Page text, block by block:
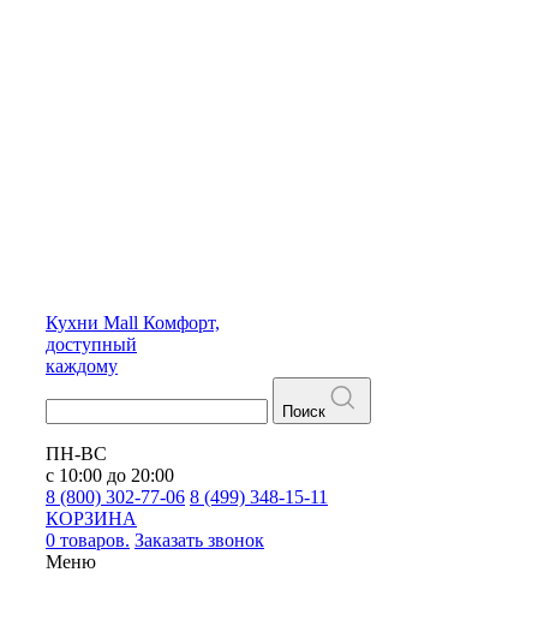
Кухни Mall Комфорт,
доступный
каждому
Поиск
ПН-ВС
с 10:00 до 20:00
8 (800) 302-77-06 8 (499) 348-15-11
КОРЗИНА
0 товаров. Заказать звонок
Меню